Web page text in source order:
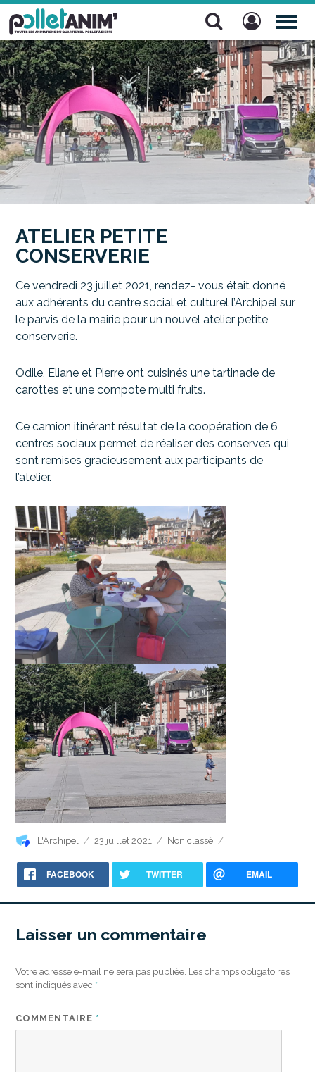
Pollet Anim'
ATELIER PETITE
CONSERVERIE
Ce vendredi 23 juillet 2021, rendez- vous était donné
aux adhérents du centre social et culturel l’Archipel sur
le parvis de la mairie pour un nouvel atelier petite
conserverie.
Odile, Eliane et Pierre ont cuisinés une tartinade de
carottes et une compote multi fruits.
Ce camion itinérant résultat de la coopération de 6
centres sociaux permet de réaliser des conserves qui
sont remises gracieusement aux participants de
l’atelier.
Auteur
L'Archipel
Publié
23 juillet 2021 Catégories
Non classé
FACEBOOK TWITTER EMAIL
Laisser un commentaire
Votre adresse e-mail ne sera pas publiée. Les champs obligatoires
sont indiqués avec *
COMMENTAIRE *